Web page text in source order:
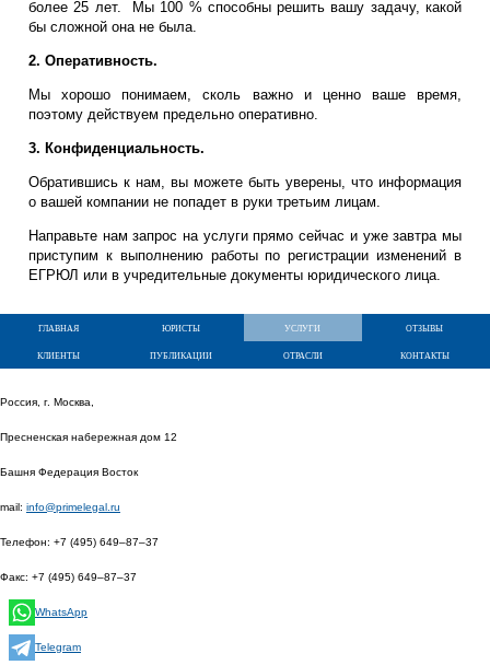
более 25 лет. Мы 100 % способны решить вашу задачу, какой
бы сложной она не была.
2. Оперативность.
Мы хорошо понимаем, сколь важно и ценно ваше время,
поэтому действуем предельно оперативно.
3. Конфиденциальность.
Обратившись к нам, вы можете быть уверены, что информация
о вашей компании не попадет в руки третьим лицам.
Направьте нам запрос на услуги прямо сейчас и уже завтра мы
приступим к выполнению работы по регистрации изменений в
ЕГРЮЛ или в учредительные документы юридического лица.
главная юристы услуги
отзывы
клиенты
публикации отрасли контакты
Россия, г. Москва,
Пресненская набережная дом 12
Башня Федерация Восток
mail: info@primelegal.ru
Телефон: +7 (495) 649–87–37
Факс: +7 (495) 649–87–37
WhatsApp
Telegram